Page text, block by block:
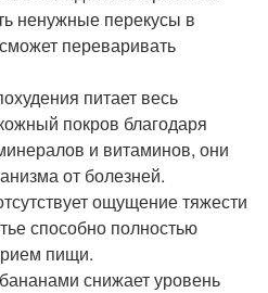
ненужные перекусы в
переваривать
питает весь
покров благодаря
и витаминов, они
от болезней.
ощущение тяжести
способно полностью
пищи.
снижает уровень